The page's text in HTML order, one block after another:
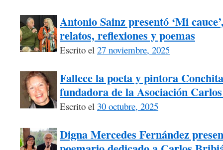
Antonio Sainz presentó ‘Mi
relatos, reflexiones y poemas
Escrito el 27 noviembre, 2025
Fallece la poeta y pintora
fundadora de la Asociación
Escrito el 30 octubre, 2025
Digna Mercedes Fernández